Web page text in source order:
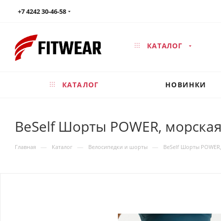
+7 4242 30-46-58
КАТАЛОГ
КАТАЛОГ НОВИНКИ
BeSelf Шорты POWER,
Главная — Каталог — Велосипедки и шорты — BeSelf Шорты